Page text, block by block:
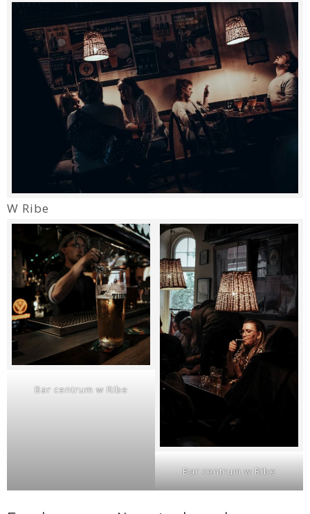
W Ribe
Bar centrum w Ribe
Bar centrum w Ribe